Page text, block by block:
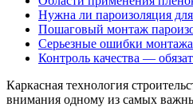
Нужна ли пароизоляция
Пошаговый монтаж
Серьезные ошибки
Контроль качества —
Каркасная технология
внимания одному из самых